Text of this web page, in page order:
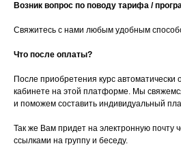
Возник вопрос по поводу тарифа /
Свяжитесь с нами любым удобным
Что после оплаты?
После приобретения курс автоматически
кабинете на этой платформе. Мы
и поможем составить индивидуальный
Так же Вам придет на электронную почту
ссылками на группу и беседу.